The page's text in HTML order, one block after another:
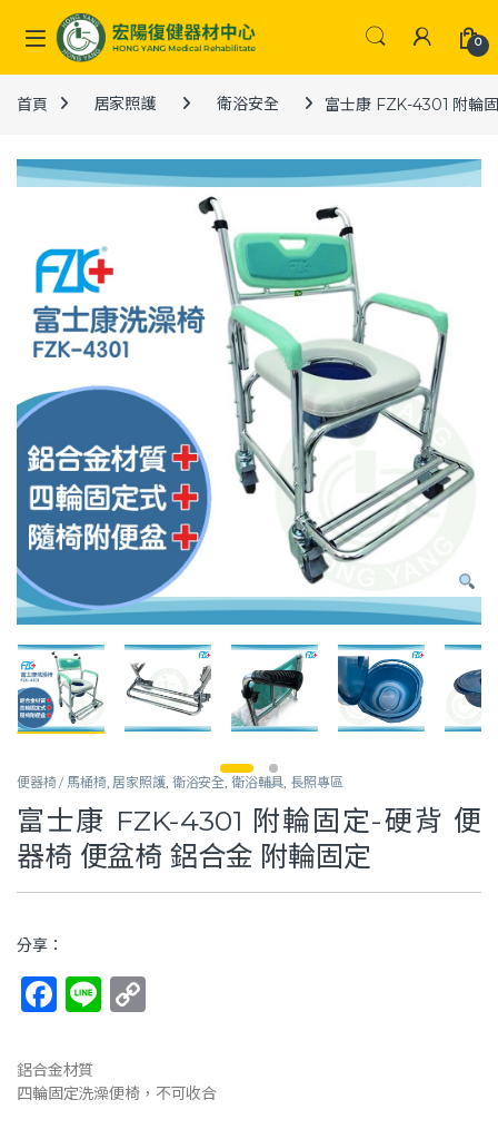
Skip to navigation
Skip to content
0
首頁 居家照護 衛浴安全 富士康 FZK-4301 附輪
便器椅 / 馬桶椅, 居家照護, 衛浴安全, 衛浴輔具, 長照專區
富士康 FZK-4301 附輪固定-硬背 便
器椅 便盆椅 鋁合金 附輪固定
分享：
F
c
e
Li
y
鋁合金材質
四輪固定洗澡便椅，不可收合